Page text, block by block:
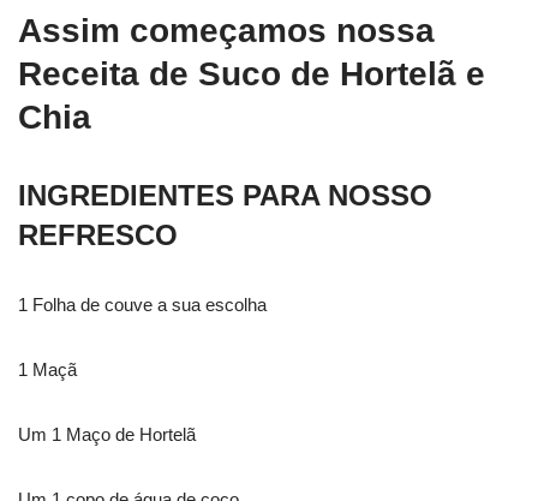
Assim começamos nossa
Receita de Suco de Hortelã e
Chia
INGREDIENTES PARA NOSSO
REFRESCO
1 Folha de couve a sua escolha
1 Maçã
Um 1 Maço de Hortelã